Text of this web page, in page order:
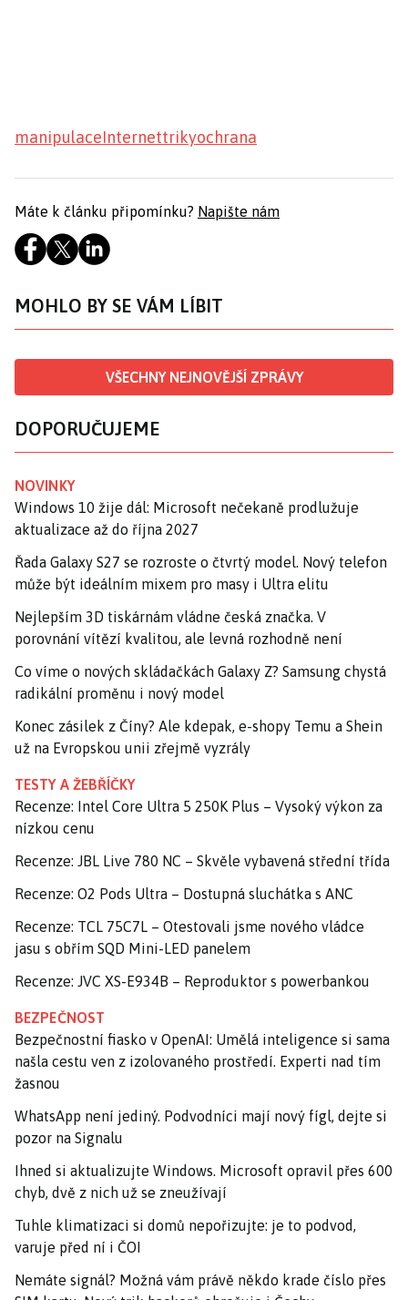
manipulaceInternettrikyochrana
Máte k článku připomínku? Napište nám
MOHLO BY SE VÁM LÍBIT
VŠECHNY NEJNOVĚJŠÍ ZPRÁVY
DOPORUČUJEME
NOVINKY
Windows 10 žije dál: Microsoft nečekaně prodlužuje
aktualizace až do října 2027
Řada Galaxy S27 se rozroste o čtvrtý model. Nový telefon
může být ideálním mixem pro masy i Ultra elitu
Nejlepším 3D tiskárnám vládne česká značka. V
porovnání vítězí kvalitou, ale levná rozhodně není
Co víme o nových skládačkách Galaxy Z? Samsung chystá
radikální proměnu i nový model
Konec zásilek z Číny? Ale kdepak, e-shopy Temu a Shein
už na Evropskou unii zřejmě vyzrály
TESTY A ŽEBŘÍČKY
Recenze: Intel Core Ultra 5 250K Plus – Vysoký výkon za
nízkou cenu
Recenze: JBL Live 780 NC – Skvěle vybavená střední třída
Recenze: O2 Pods Ultra – Dostupná sluchátka s ANC
Recenze: TCL 75C7L – Otestovali jsme nového vládce
jasu s obřím SQD Mini-LED panelem
Recenze: JVC XS-E934B – Reproduktor s powerbankou
BEZPEČNOST
Bezpečnostní fiasko v OpenAI: Umělá inteligence si sama
našla cestu ven z izolovaného prostředí. Experti nad tím
žasnou
WhatsApp není jediný. Podvodníci mají nový fígl, dejte si
pozor na Signalu
Ihned si aktualizujte Windows. Microsoft opravil přes 600
chyb, dvě z nich už se zneužívají
Tuhle klimatizaci si domů nepořizujte: je to podvod,
varuje před ní i ČOI
Nemáte signál? Možná vám právě někdo krade číslo přes